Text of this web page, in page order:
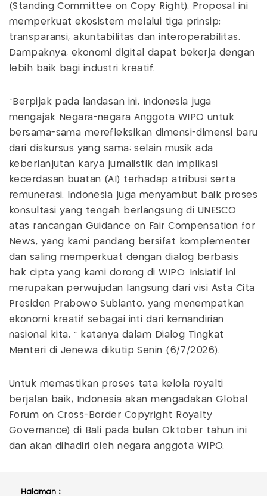
(Standing Committee on Copy Right). Proposal ini
memperkuat ekosistem melalui tiga prinsip;
transparansi, akuntabilitas dan interoperabilitas.
Dampaknya, ekonomi digital dapat bekerja dengan
lebih baik bagi industri kreatif.
“Berpijak pada landasan ini, Indonesia juga
mengajak Negara-negara Anggota WIPO untuk
bersama-sama merefleksikan dimensi-dimensi baru
dari diskursus yang sama: selain musik ada
keberlanjutan karya jurnalistik dan implikasi
kecerdasan buatan (AI) terhadap atribusi serta
remunerasi. Indonesia juga menyambut baik proses
konsultasi yang tengah berlangsung di UNESCO
atas rancangan Guidance on Fair Compensation for
News, yang kami pandang bersifat komplementer
dan saling memperkuat dengan dialog berbasis
hak cipta yang kami dorong di WIPO. Inisiatif ini
merupakan perwujudan langsung dari visi Asta Cita
Presiden Prabowo Subianto, yang menempatkan
ekonomi kreatif sebagai inti dari kemandirian
nasional kita, " katanya dalam Dialog Tingkat
Menteri di Jenewa dikutip Senin (6/7/2026).
Untuk memastikan proses tata kelola royalti
berjalan baik, Indonesia akan mengadakan Global
Forum on Cross-Border Copyright Royalty
Governance) di Bali pada bulan Oktober tahun ini
dan akan dihadiri oleh negara anggota WIPO.
Halaman :